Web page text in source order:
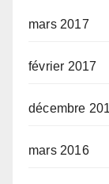
mars 2017
février 2017
décembre
mars 2016